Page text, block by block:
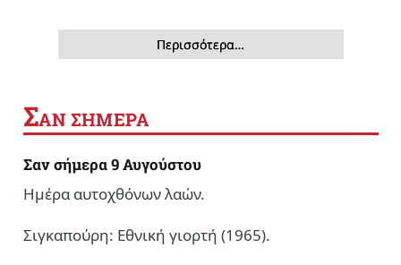
Περισσότερα…
ΣΑΝ ΣΗΜΕΡΑ
Σαν σήμερα 9 Αυγούστου
Ημέρα αυτοχθόνων λαών.
Σιγκαπούρη: Εθνική γιορτή (1965).